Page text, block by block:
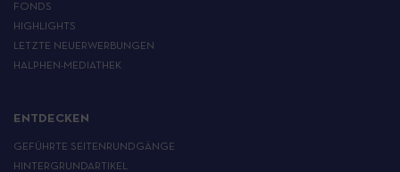
FONDS
HIGHLIGHTS
LETZTE NEUERWERBUNGEN
HALPHEN-MEDIATHEK
ENTDECKEN
GEFÜHRTE SEITENRUNDGÄNGE
HINTERGRUNDARTIKEL